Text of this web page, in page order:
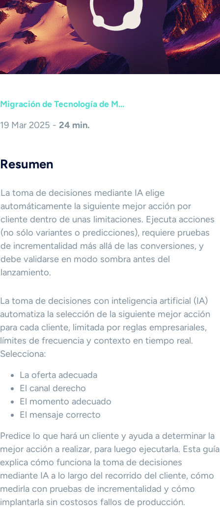
Migración de Tecnología de M...
19 Mar 2025 - 24 min.
Resumen
La toma de decisiones mediante IA elige
automáticamente la siguiente mejor acción por
cliente dentro de unas limitaciones. Ejecuta acciones
(no sólo variantes o predicciones), requiere pruebas
de incrementalidad más allá de las conversiones, y
debe validarse en modo sombra antes del
lanzamiento.
La toma de decisiones con inteligencia artificial (IA)
automatiza la selección de la siguiente mejor acción
para cada cliente, limitada por reglas empresariales,
límites de frecuencia y contexto en tiempo real.
Selecciona:
La oferta adecuada
El canal derecho
El momento adecuado
El mensaje correcto
Predice lo que hará un cliente y ayuda a determinar la
mejor acción a realizar, para luego ejecutarla. Esta guía
explica cómo funciona la toma de decisiones
mediante IA a lo largo del recorrido del cliente, cómo
medirla con pruebas de incrementalidad y cómo
implantarla sin costosos fallos de producción.